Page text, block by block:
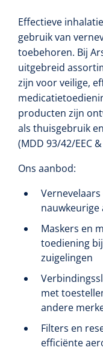
Alginaten
Diversen
Kleeflaag
Watten
Nierbekken
Wondreinigers
Effectieve
gebruik van
toebehoren. Bij
uitgebreid
zijn voor veilige,
producten zijn
als thuisgebruik
(MDD 93/42/EEC
Ons aanbod:
Maskers en
toediening
zuigelingen
met
andere
Filters en
efficiënte